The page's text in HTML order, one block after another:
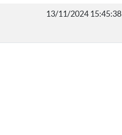
13/11/2024 15:45:38